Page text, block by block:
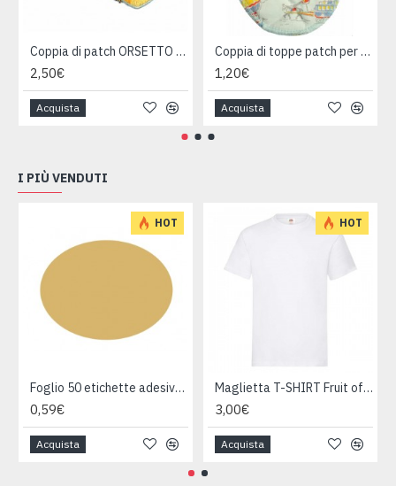
Coppia di patch ORSETTO per tessuti
2,50€
Acquista
Coppia di toppe patch per tessuti
1,20€
Acquista
I PIÙ VENDUTI
HOT
Foglio 50 etichette adesive ovali ORO mm 36x27
0,59€
Acquista
HOT
Maglietta T-SHIRT Fruit of The Loom HEAVY varie taglie
3,00€
Acquista